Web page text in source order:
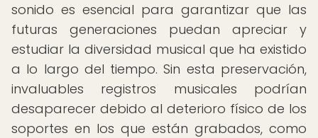
sonido es esencial para garantizar que las
futuras generaciones puedan apreciar y
estudiar la diversidad musical que ha existido
a lo largo del tiempo. Sin esta preservación,
invaluables registros musicales podrían
desaparecer debido al deterioro físico de los
soportes en los que están grabados, como